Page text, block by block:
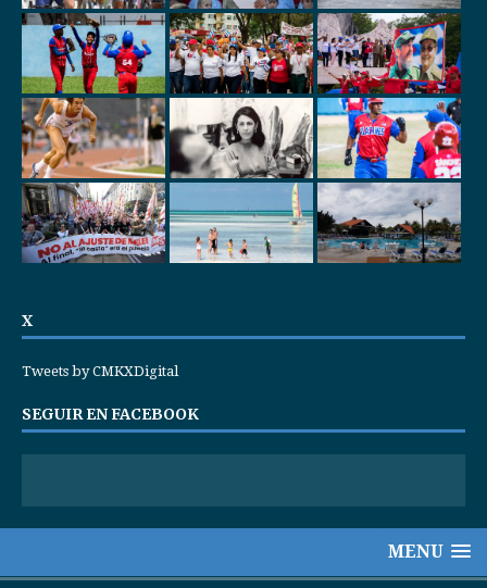
X
Tweets by CMKXDigital
SEGUIR EN FACEBOOK
MENU